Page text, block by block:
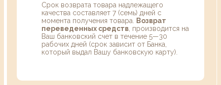
Срок возврата товара надлежащего
качества составляет 7 (семь) дней с
момента получения товара.
Возврат
переведенных средств , производится на
Ваш банковский счет в течение 5—30
рабочих дней (срок зависит от Банка,
который выдал Вашу банковскую карту).